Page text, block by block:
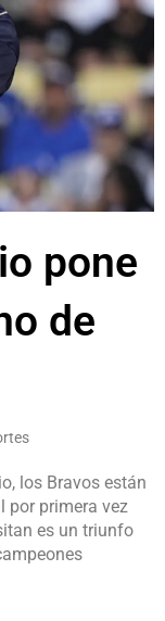
pone
de
los Bravos están
por primera vez
es un triunfo